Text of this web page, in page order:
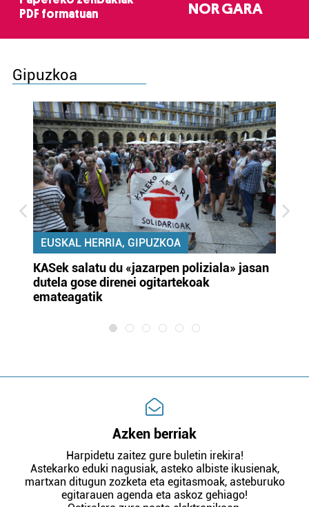
PDF formatuan
NOR GARA
Gipuzkoa
EUSKAL HERRIA, GIPUZKOA
KASek salatu du «jazarpen poliziala» jasan
dutela gose direnei ogitartekoak
emateagatik
Azken berriak
Harpidetu zaitez gure buletin irekira!
Astekarko eduki nagusiak, asteko albiste ikusienak,
martxan ditugun zozketa eta egitasmoak, asteburuko
egitarauen agenda eta askoz gehiago!